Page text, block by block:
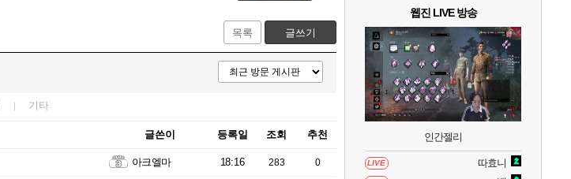
목록 글쓰기
기타
글쓴이 등록일 조회 추천
아크엘마 18:16 283 0
웹진 LIVE 방송
인간젤리
LIVE 따효니